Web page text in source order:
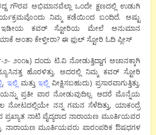
ಗೌರವ ಅಭಿಮಾನವೆಲ್ಲಾ ಒಂದೇ ಕ್ಷಣದಲ್ಲಿ ಉಡುಗಿ
ನಿಮ್ಮ ಕಡೆಯಿಂದ ಬಂದಿದೆ. ಅಷ್ಟು
ಇಡೀಯ ಕವರ್ ಸ್ಟೋರಿಯ ಮೇಲೆ ಅನುಮಾನ
ಅಂತಾ ಕೇಳ್ತೀರಾ? ಈ ಫ಼ುಲ್ ಸ್ಟೋರಿ ಓದಿ ಪ್ಲೀಸ್
೨- ೨೦೧೬) ದಂದು ಟಿ.ವಿ ನೋಡುತ್ತಿದ್ದಾಗ ಅಚಾನಕ್ಕಾಗಿ
ಹೊರಳಿತ್ತು. ಅದರಲ್ಲಿ ನಿಮ್ಮ ಕವರ್ ಸ್ಟೋರಿ
, ಇಲ್ಲಿ ಮತ್ತುಇಲ್ಲಿವೀಕ್ಷಿಸಬಹುದು) ಪ್ರಸಾರವಾಗುತ್ತಿತ್ತು.
ಪ್ರತೀ ವಾರ ನೋಡುವುದಿಲ್ಲ. ಆದರೆ ಮೊನ್ನೆಯ
ನೋಟದಲ್ಲಿಯೇ ನನ್ನ ಗಮನ ಸೆಳೆದಿತ್ತು, ಯಾಕಂದ್ರೆ
ಪ್ರಖ್ಯಾತ ನಾಟಿ ವೈದ್ಯರಾದ ನಾರಾಯಣ ಮೂರ್ತಿಯವರ
ನಾರಾಯಣ ಮೂರ್ತಿಯವರು ಪಾರಂಪರಿಕ ಔಷಧಗಳ